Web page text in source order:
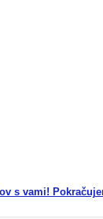
s vami!